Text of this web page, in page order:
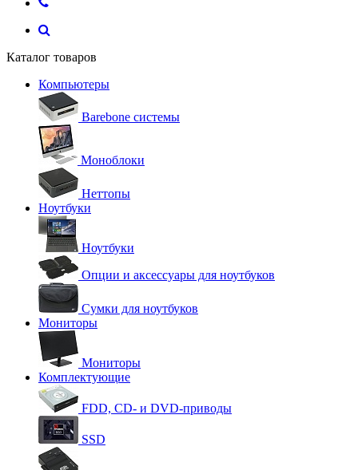
Каталог товаров
Компьютеры
Barebone системы
Моноблоки
Неттопы
Ноутбуки
Ноутбуки
Опции и аксессуары для ноутбуков
Сумки для ноутбуков
Мониторы
Мониторы
Комплектующие
FDD, CD- и DVD-приводы
SSD